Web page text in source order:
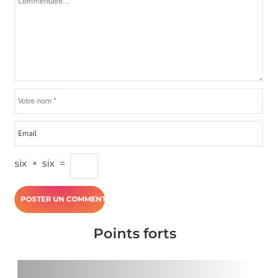
six × six =
Points forts